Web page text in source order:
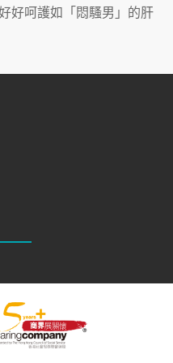
好呵護如「悶騷男」的肝